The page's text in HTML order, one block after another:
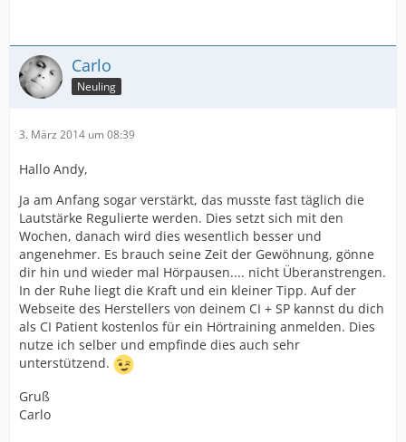
Carlo
Neuling
3. März 2014 um 08:39
Hallo Andy,
Ja am Anfang sogar verstärkt, das musste fast täglich die
Lautstärke Regulierte werden. Dies setzt sich mit den
Wochen, danach wird dies wesentlich besser und
angenehmer. Es brauch seine Zeit der Gewöhnung, gönne
dir hin und wieder mal Hörpausen.... nicht Überanstrengen.
In der Ruhe liegt die Kraft und ein kleiner Tipp. Auf der
Webseite des Herstellers von deinem CI + SP kannst du dich
als CI Patient kostenlos für ein Hörtraining anmelden. Dies
nutze ich selber und empfinde dies auch sehr
unterstützend.
Gruß
Carlo